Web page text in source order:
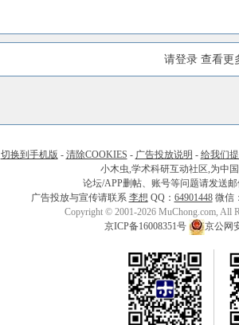
请登录 查看更
切换到手机版 - 清除COOKIES - 广告投放说明 - 给我们
小木虫,学术科研互动社区,为中
论坛/APP删帖、账号等问题请发送邮
广告投放与宣传请联系 李想 QQ： 64901448微信
Copyright © 2001-2026 MuChong.com, All
京ICP备16008351号
京公网